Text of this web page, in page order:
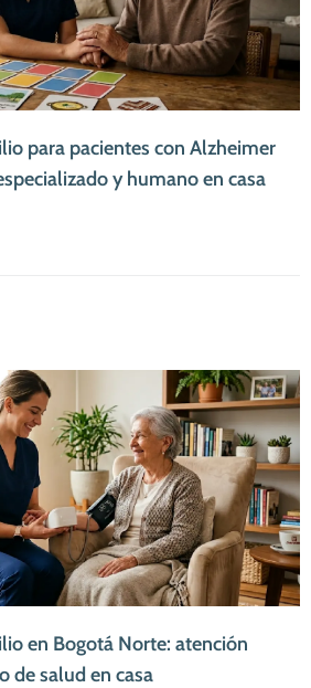
para pacientes con Alzheimer
y humano en casa
en Bogotá Norte: atención
de salud en casa